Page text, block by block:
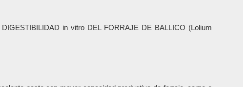
in vitro DEL FORRAJE DE BALLICO (Lolium